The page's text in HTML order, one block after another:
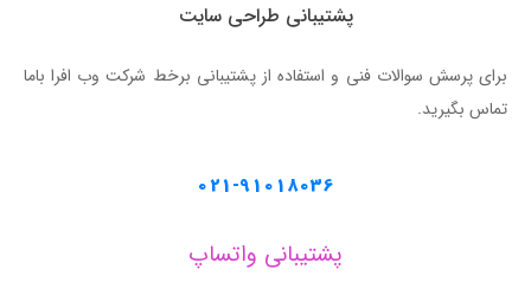
پشتیبانی طراحی سایت
برای پرسش سوالات فنی و استفاده از پشتیبانی برخط شرکت وب افرا باما
تماس بگیرید.
021-91018036
پشتیبانی واتساپ